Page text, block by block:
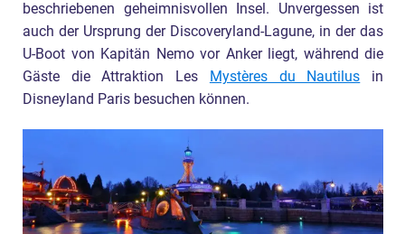
beschriebenen geheimnisvollen Insel. Unvergessen ist
auch der Ursprung der Discoveryland-Lagune, in der das
U-Boot von Kapitän Nemo vor Anker liegt, während die
Gäste die Attraktion Les
Mystères du Nautilus in
Disneyland Paris besuchen können.